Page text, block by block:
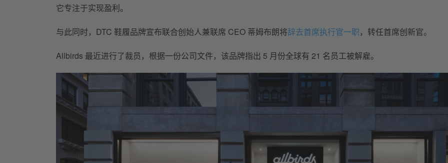
它专注于实现盈利。
与此同时，DTC 鞋履品牌宣布联合创始人兼联席 CEO 蒂姆布朗将辞去首席执行官一职，转任首席创新官。
Allbirds 最近进行了裁员，根据一份公司文件，该品牌指出 5 月份全球有 21 名员工被解雇。